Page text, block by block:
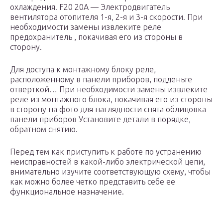
охлаждения. F20 20А — Электродвигатель
вентилятора отопителя 1-я, 2-я и 3-я скорости. При
необходимости замены извлеките реле
предохранитель , покачивая его из стороны в
сторону.
Для доступа к монтажному блоку реле,
расположенному в панели приборов, подденьте
отверткой… При необходимости замены извлеките
реле из монтажного блока, покачивая его из стороны
в сторону на фото для наглядности снята облицовка
панели приборов Установите детали в порядке,
обратном снятию.
Перед тем как приступить к работе по устранению
неисправностей в какой-либо электрической цепи,
внимательно изучите соответствующую схему, чтобы
как можно более четко представить себе ее
функциональное назначение.